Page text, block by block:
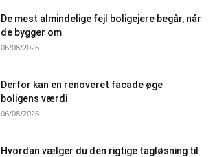
De mest almindelige fejl boligejere begår, når
de bygger om
06/08/2026
Derfor kan en renoveret facade øge
boligens værdi
06/08/2026
Hvordan vælger du den rigtige tagløsning til